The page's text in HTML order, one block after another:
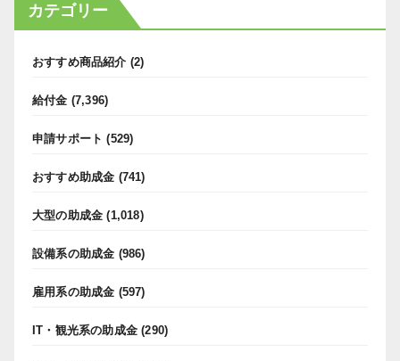
カテゴリー
おすすめ商品紹介 (2)
給付金 (7,396)
申請サポート (529)
おすすめ助成金 (741)
大型の助成金 (1,018)
設備系の助成金 (986)
雇用系の助成金 (597)
IT・観光系の助成金 (290)